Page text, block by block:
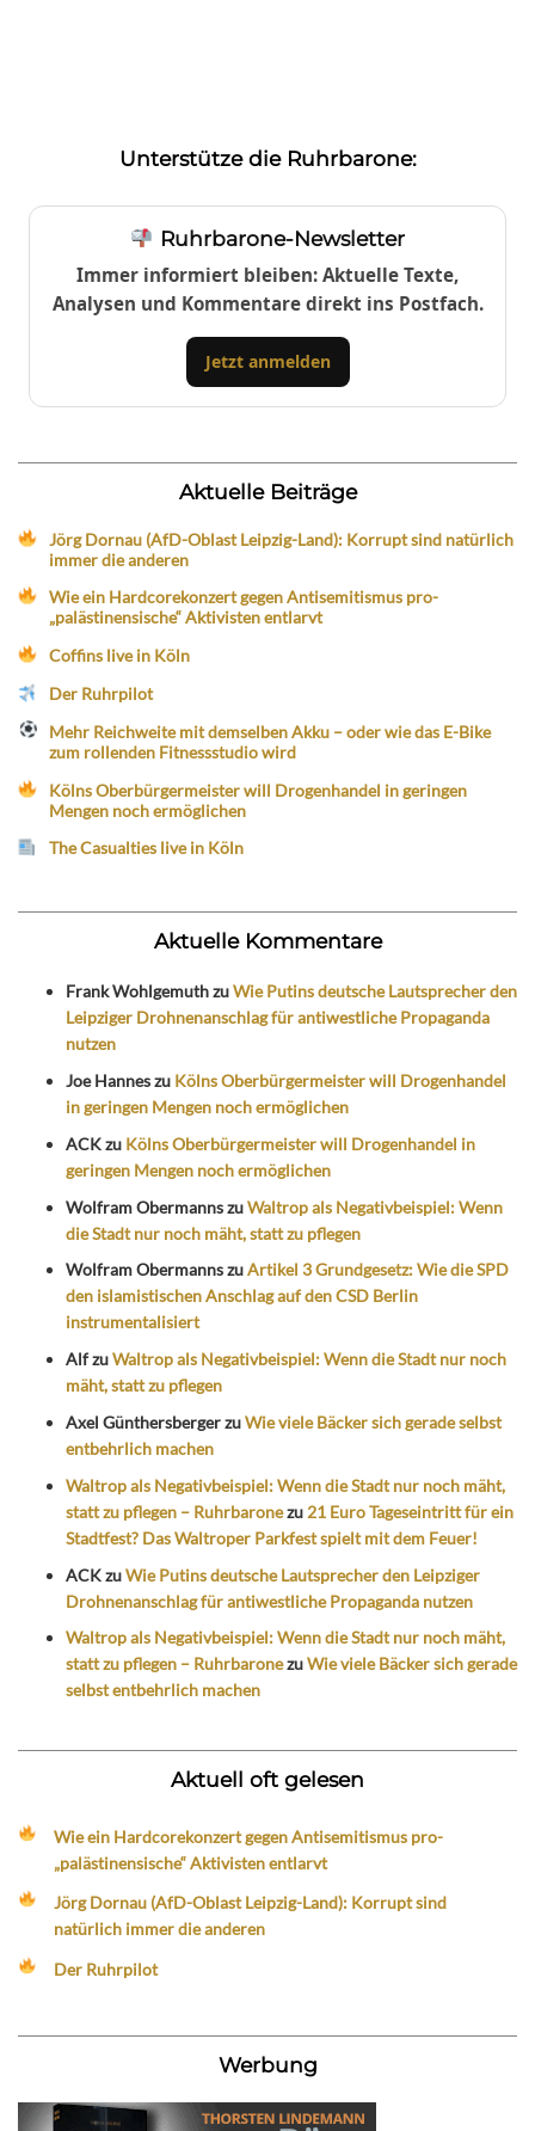
Unterstütze die Ruhrbarone:
Ruhrbarone-Newsletter
Immer informiert bleiben: Aktuelle Texte,
Analysen und Kommentare direkt ins Postfach.
Jetzt anmelden
Aktuelle Beiträge
Jörg Dornau (AfD-Oblast Leipzig-Land): Korrupt sind natürlich
immer die anderen
Wie ein Hardcorekonzert gegen Antisemitismus pro-
„palästinensische“ Aktivisten entlarvt
Coffins live in Köln
Der Ruhrpilot
Mehr Reichweite mit demselben Akku – oder wie das E-Bike
zum rollenden Fitnessstudio wird
Kölns Oberbürgermeister will Drogenhandel in geringen
Mengen noch ermöglichen
The Casualties live in Köln
Aktuelle Kommentare
Frank WohlgemuthzuWie Putins deutsche Lautsprecher den
Leipziger Drohnenanschlag für antiwestliche Propaganda
nutzen
Joe Hanneszu Kölns Oberbürgermeister will Drogenhandel
in geringen Mengen noch ermöglichen
ACKzu Kölns Oberbürgermeister will Drogenhandel in
geringen Mengen noch ermöglichen
Wolfram ObermannszuWaltrop als Negativbeispiel: Wenn
die Stadt nur noch mäht, statt zu pflegen
Wolfram ObermannszuArtikel 3 Grundgesetz: Wie die SPD
den islamistischen Anschlag auf den CSD Berlin
instrumentalisiert
AlfzuWaltrop als Negativbeispiel: Wenn die Stadt nur noch
mäht, statt zu pflegen
Axel GünthersbergerzuWie viele Bäcker sich gerade selbst
entbehrlich machen
Waltrop als Negativbeispiel: Wenn die Stadt nur noch mäht,
statt zu pflegen – Ruhrbaronezu 21 Euro Tageseintritt für ein
Stadtfest? Das Waltroper Parkfest spielt mit dem Feuer!
ACKzuWie Putins deutsche Lautsprecher den Leipziger
Drohnenanschlag für antiwestliche Propaganda nutzen
Waltrop als Negativbeispiel: Wenn die Stadt nur noch mäht,
statt zu pflegen – RuhrbaronezuWie viele Bäcker sich gerade
selbst entbehrlich machen
Aktuell oft gelesen
Wie ein Hardcorekonzert gegen Antisemitismus pro-
„palästinensische“ Aktivisten entlarvt
Jörg Dornau (AfD-Oblast Leipzig-Land): Korrupt sind
natürlich immer die anderen
Der Ruhrpilot
Werbung